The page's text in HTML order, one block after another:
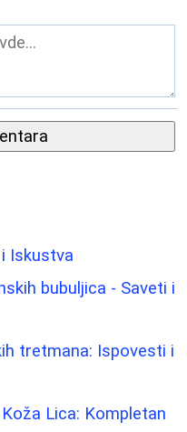
Iskustva
bubuljica - Saveti i
tretmana: Ispovesti i
Lica: Kompletan